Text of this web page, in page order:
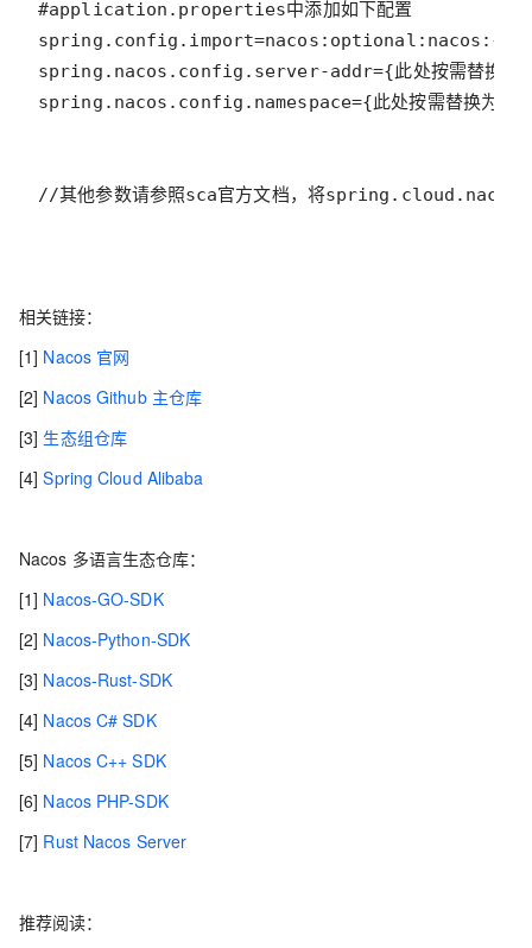
//其他参数请参照sca官方文档，将spring.cloud.nacos
相关链接：
[1] Nacos 官网
[2] Nacos Github 主仓库
[3] 生态组仓库
[4]Spring Cloud Alibaba
Nacos 多语言生态仓库：
[1] Nacos-GO-SDK
[2] Nacos-Python-SDK
[3] Nacos-Rust-SDK
[4] Nacos C# SDK
[5] Nacos C++ SDK
[6] Nacos PHP-SDK
[7] Rust Nacos Server
推荐阅读：